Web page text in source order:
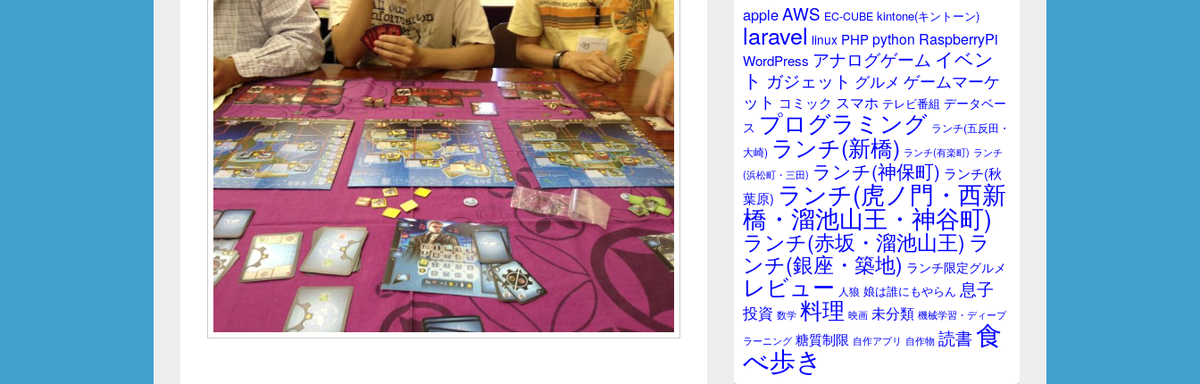
ジ
ッ
ト
appleAWS EC-CUBE kintone(キントーン)
laravel linux PHPpython RaspberryPi
WordPress アナログゲーム イベン
ト ガジェット グルメ ゲームマーケ
ット コミック スマホ テレビ番組 データベー
ス プログラミング ランチ(五反田・
大崎) ランチ(新橋) ランチ(有楽町) ランチ
(浜松町・三田) ランチ(神保町) ランチ(秋
葉原) ランチ(虎ノ門・西新
橋・溜池山王・神谷町)
ランチ(赤坂・溜池山王) ラ
ンチ(銀座・築地) ランチ限定グルメ
レビュー 人狼 娘は誰にもやらん 息子
投資 数学 料理 映画 未分類 機械学習・ディープ
ラーニング 糖質制限 自作アプリ 自作物 読書食
べ歩き